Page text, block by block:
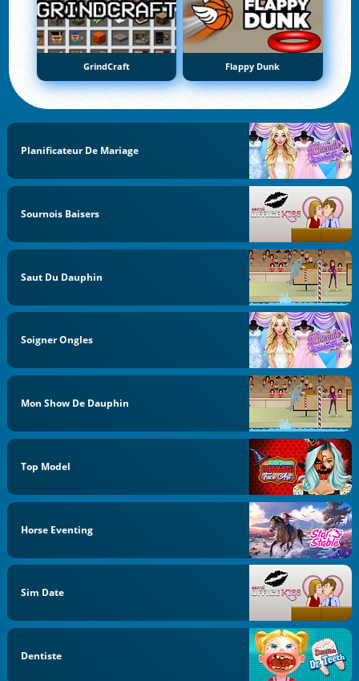
GrindCraft Flappy Dunk
Planificateur De Mariage
Sournois Baisers
Saut Du Dauphin
Soigner Ongles
Mon Show De Dauphin
Top Model
Horse Eventing
Sim Date
Dentiste